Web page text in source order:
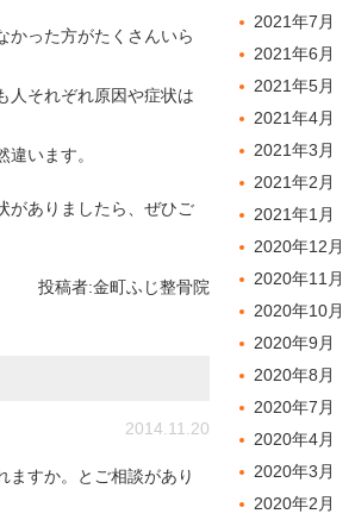
かった方がたくさんいら
人それぞれ原因や症状は
います。
がありましたら、ぜひご
投稿者:金町ふじ整骨院
2014.11.20
ますか。とご相談があり
2021年7月
2021年6月
2021年5月
2021年4月
2021年3月
2021年2月
2021年1月
2020年12月
2020年11月
2020年10月
2020年9月
2020年8月
2020年7月
2020年4月
2020年3月
2020年2月